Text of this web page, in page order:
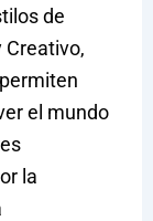
de
Creativo,
el mundo
la